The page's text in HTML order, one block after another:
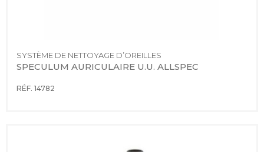
SYSTÈME DE NETTOYAGE D’OREILLES
SPECULUM AURICULAIRE U.U. ALLSPEC
RÉF. 14782